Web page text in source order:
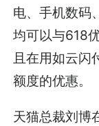
电、手机数码
均可以与618
且在用如云闪
额度的优惠。
天猫总裁刘博